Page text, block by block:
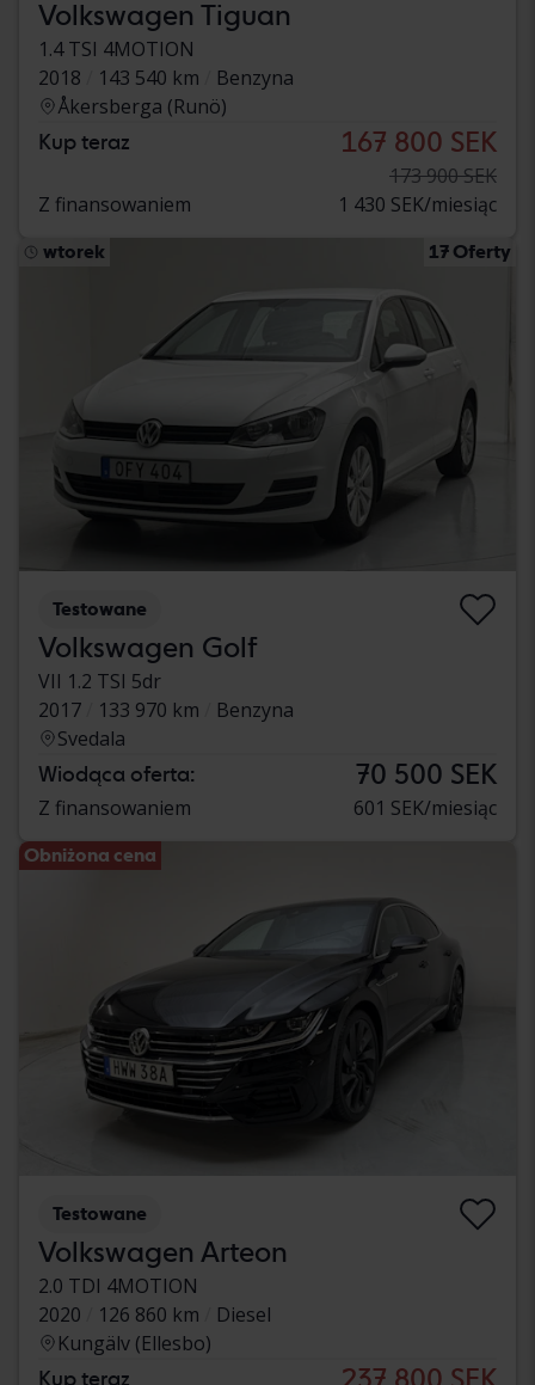
Volkswagen Tiguan
1.4 TSI 4MOTION
2018
143 540 km
Benzyna
Åkersberga (Runö)
Kup teraz 167 800 SEK
173 900 SEK
Z finansowaniem
1 430 SEK/miesiąc
wtorek 17 Oferty
Testowane
Volkswagen Golf
VII 1.2 TSI 5dr
2017
133 970 km
Benzyna
Svedala
Wiodąca oferta: 70 500 SEK
Z finansowaniem 601 SEK/miesiąc
Obniżona cena
Testowane
Volkswagen Arteon
2.0 TDI 4MOTION
2020
126 860 km
Diesel
Kungälv (Ellesbo)
Kup teraz